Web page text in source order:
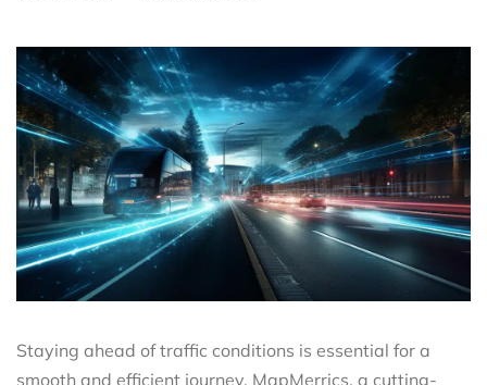
Staying ahead of traffic conditions is essential for a
smooth and efficient journey. MapMerrics, a cutting-